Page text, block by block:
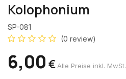
Kolophonium
SP-081
(0 review)
6,00 € Alle Preise inkl. MwSt.